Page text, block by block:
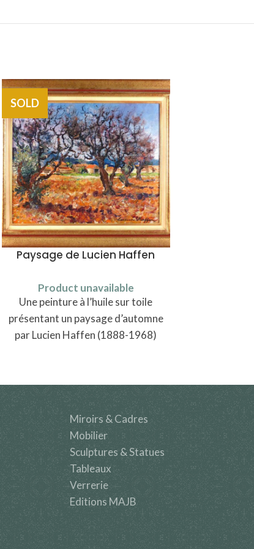
SOLD
Paysage de Lucien Haffen
Product unavailable
Une peinture à l’huile sur toile
présentant un paysage d’automne
par Lucien Haffen (1888-1968)
Miroirs & Cadres
Mobilier
Sculptures & Statues
Tableaux
Verrerie
Editions MAJB